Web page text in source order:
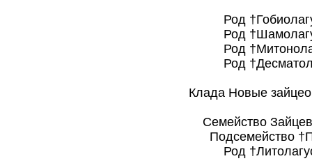
Род
Род
Род
Род
Клада Новые
Семейство
Подсемейство
Род